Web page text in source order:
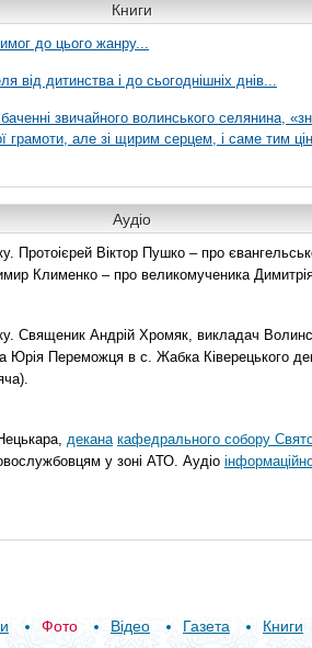
Книги
до цього жанру...
від дитинства і до сьогоднішніх днів...
баченні звичайного волинського селянина,
грамоти, але зі щирим серцем, і саме тим
Аудіо
Протоієрей Віктор Пушко – про
Клименко – про великомученика
Священик Андрій Хромяк, викладач
Юрія Переможця в с. Жабка Ківерецького
декана кафедрального собору
у зоні АТО. Аудіо
Фото Відео Газета Книги